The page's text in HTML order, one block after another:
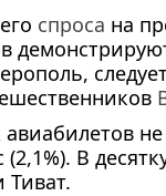
спроса на
(2,1%). В
Тиват.